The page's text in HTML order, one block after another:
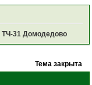
ТЧ-31 Домодедово
Тема закрыта